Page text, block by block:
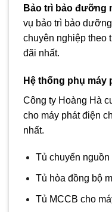
Bảo trì bảo đưỡng
vụ bảo trì bảo
chuyên nghiệp theo
đãi nhất.
Hệ thống phụ máy
Công ty Hoàng Hà
cho máy phát điện
nhất.
Tủ chuyển nguồn
Tủ hòa đồng bộ
Tủ MCCB cho